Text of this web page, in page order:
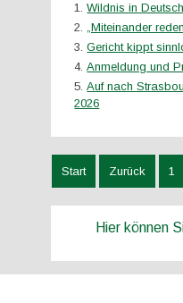
Wildnis in
„Miteinander
Gericht kippt
Anmeldung und
Auf nach
2026
Start Zurück 1
Hier können